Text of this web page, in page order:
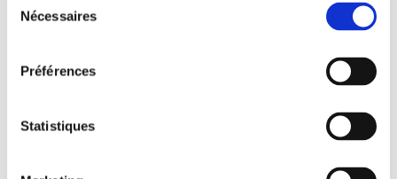
Nécessaires
Préférences
Statistiques